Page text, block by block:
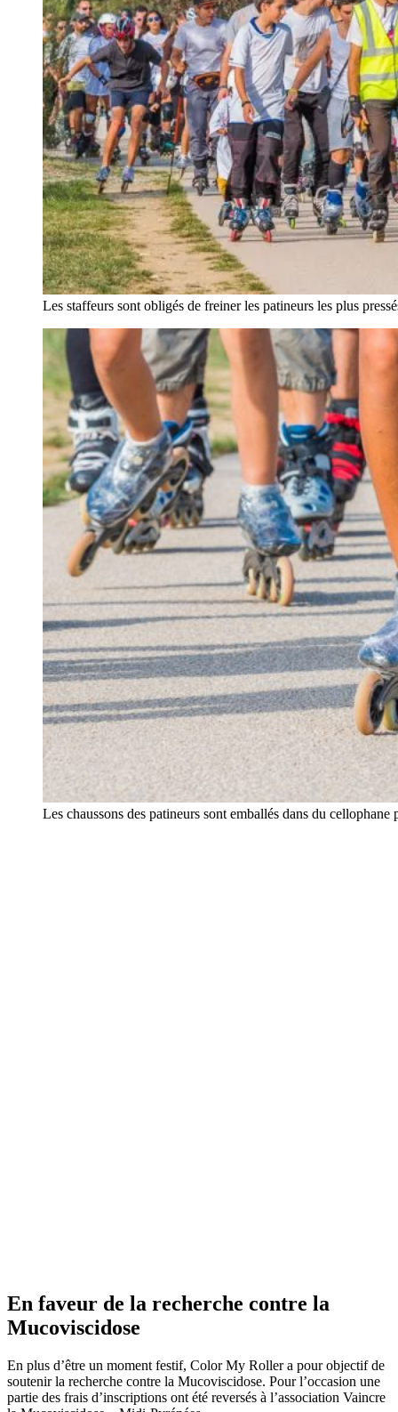
Les staffeurs sont obligés de freiner les patineurs les plus
Les chaussons des patineurs sont emballés dans du
En faveur de la recherche contre la
Mucoviscidose
En plus d’être un moment festif, Color My Roller a pour objectif de
soutenir la recherche contre la Mucoviscidose. Pour l’occasion une
partie des frais d’inscriptions ont été reversés à l’association Vaincre